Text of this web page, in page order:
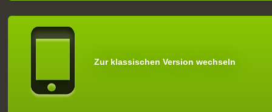
Zur klassischen Version wechseln